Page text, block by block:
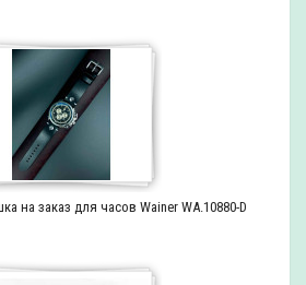
на заказ для часов Wainer WA.10880-D